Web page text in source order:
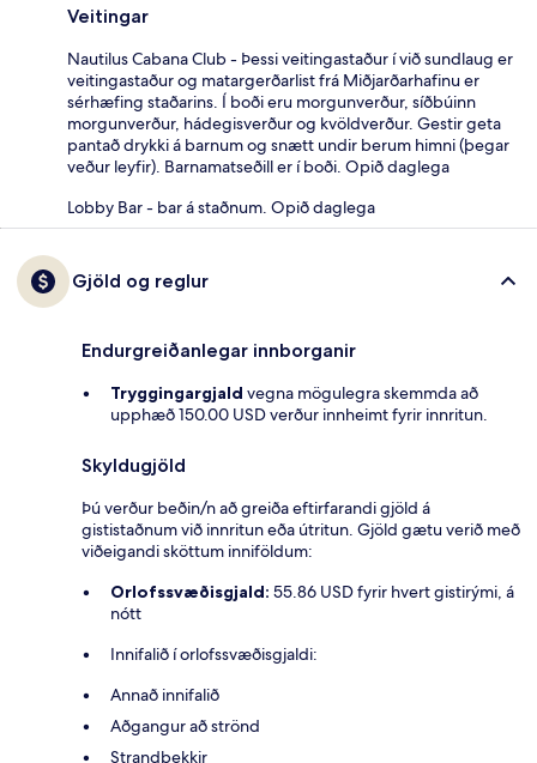
Veitingar
Nautilus Cabana Club - Þessi veitingastaður í við sundlaug er
veitingastaður og matargerðarlist frá Miðjarðarhafinu er
sérhæfing staðarins. Í boði eru morgunverður, síðbúinn
morgunverður, hádegisverður og kvöldverður. Gestir geta
pantað drykki á barnum og snætt undir berum himni (þegar
veður leyfir). Barnamatseðill er í boði. Opið daglega
Lobby Bar - bar á staðnum. Opið daglega
Gjöld og reglur
Endurgreiðanlegar innborganir
Tryggingargjald vegna mögulegra skemmda að
upphæð 150.00 USD verður innheimt fyrir innritun.
Skyldugjöld
Þú verður beðin/n að greiða eftirfarandi gjöld á
gististaðnum við innritun eða útritun. Gjöld gætu verið með
viðeigandi sköttum inniföldum:
Orlofssvæðisgjald: 55.86 USD fyrir hvert gistirými, á
nótt
Innifalið í orlofssvæðisgjaldi:
Annað innifalið
Aðgangur að strönd
Strandbekkir